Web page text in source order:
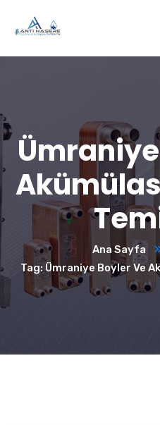
Ana Sayfa
Tag: Ümraniye Boyler Ve